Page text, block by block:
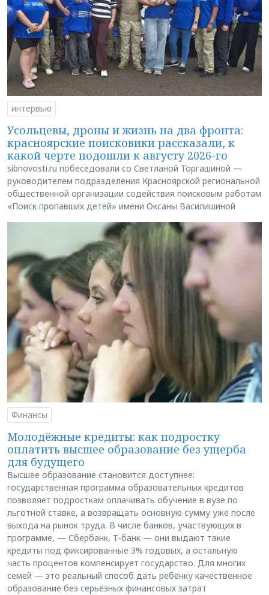
интервью
Усольцевы, дроны и жизнь на два фронта:
красноярские поисковики рассказали, к
какой черте подошли к августу 2026-го
sibnovosti.ru побеседовали со Светланой Торгашиной —
руководителем подразделения Красноярской региональной
общественной организации содействия поисковым работам
«Поиск пропавших детей» имени Оксаны Василишиной
Финансы
Молодёжные кредиты: как подростку
оплатить высшее образование без ущерба
для будущего
Высшее образование становится доступнее:
государственная программа образовательных кредитов
позволяет подросткам оплачивать обучение в вузе по
льготной ставке, а возвращать основную сумму уже после
выхода на рынок труда. В числе банков, участвующих в
программе, — Сбербанк, Т-банк — они выдают такие
кредиты под фиксированные 3% годовых, а остальную
часть процентов компенсирует государство. Для многих
семей — это реальный способ дать ребёнку качественное
образование без серьёзных финансовых затрат